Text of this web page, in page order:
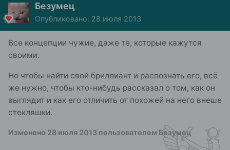
Безумец
Опубликовано: 28 июля 2013
Все концепции чужие, даже те, которые кажутся
своими.
Но чтобы найти свой бриллиант и распознать его, всё
же нужно, чтобы кто-нибудь рассказал о том, как он
выглядит и как его отличить от похожей на него внеше
стекляшки.
Изменено 28 июля 2013 пользователем Безумец